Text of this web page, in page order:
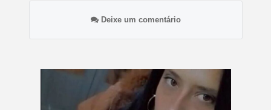
Deixe um comentário